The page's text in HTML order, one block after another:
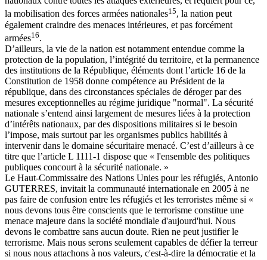
la mobilisation des forces armées nationales15, la nation peut
également craindre des menaces intérieures, et pas forcément
armées16.
D’ailleurs, la vie de la nation est notamment entendue comme la
protection de la population, l’intégrité du territoire, et la permanence
des institutions de la République, éléments dont l’article 16 de la
Constitution de 1958 donne compétence au Président de la
république, dans des circonstances spéciales de déroger par des
mesures exceptionnelles au régime juridique "normal". La sécurité
nationale s’entend ainsi largement de mesures liées à la protection
d’intérêts nationaux, par des dispositions militaires si le besoin
l’impose, mais surtout par les organismes publics habilités à
intervenir dans le domaine sécuritaire menacé. C’est d’ailleurs à ce
titre que l’article L 1111-1 dispose que « l'ensemble des politiques
publiques concourt à la sécurité nationale. »
Le Haut-Commissaire des Nations Unies pour les réfugiés, Antonio
GUTERRES, invitait la communauté internationale en 2005 à ne
pas faire de confusion entre les réfugiés et les terroristes même si «
nous devons tous être conscients que le terrorisme constitue une
menace majeure dans la société mondiale d'aujourd'hui. Nous
devons le combattre sans aucun doute. Rien ne peut justifier le
terrorisme. Mais nous serons seulement capables de défier la terreur
si nous nous attachons à nos valeurs, c'est-à-dire la démocratie et la